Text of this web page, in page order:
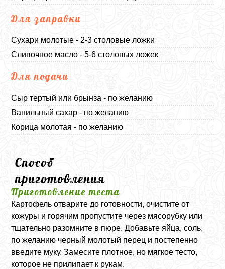
Для заправки
Сухари молотые - 2-3 столовые ложки
Сливочное масло - 5-6 столовых ложек
Для подачи
Сыр тертый или брынза - по желанию
Ванильный сахар - по желанию
Корица молотая - по желанию
Способ
приготовления
Приготовление теста
Картофель отварите до готовности, очистите от
кожуры и горячим пропустите через мясорубку или
тщательно разомните в пюре. Добавьте яйца, соль,
по желанию черный молотый перец и постепенно
введите муку. Замесите плотное, но мягкое тесто,
которое не прилипает к рукам.